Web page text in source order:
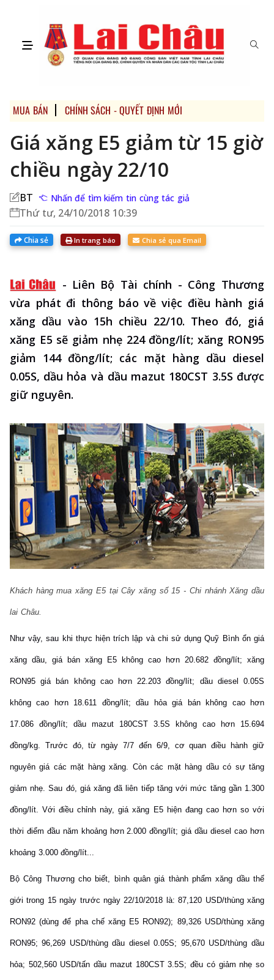
MUA BÁN CHÍNH SÁCH - QUYẾT ĐỊNH MỚI
Giá xăng E5 giảm từ 15 giờ
chiều ngày 22/10
BT Nhấn để tìm kiếm tin cùng tác giả
Thứ tư, 24/10/2018 10:39
Chia sẻ In trang báo Chia sẻ qua Email
- Liên Bộ Tài chính - Công Thương
vừa phát đi thông báo về việc điều hành giá
xăng dầu vào 15h chiều 22/10. Theo đó, giá
xăng E5 sẽ giảm nhẹ 224 đồng/lít; xăng RON95
giảm 144 đồng/lít; các mặt hàng dầu diesel
0.05S, dầu hỏa và dầu mazut 180CST 3.5S được
giữ nguyên.
Khách hàng mua xăng E5 tại Cây xăng số 15 - Chi nhánh Xăng dầu
lai Châu.
Như vậy, sau khi thực hiện trích lập và chi sử dụng Quỹ Bình ổn giá
xăng dầu, giá bán xăng E5 không cao hơn 20.682 đồng/lít; xăng
RON95 giá bán không cao hơn 22.203 đồng/lít; dầu diesel 0.05S
không cao hơn 18.611 đồng/lít; dầu hỏa giá bán không cao hơn
17.086 đồng/lít; dầu mazut 180CST 3.5S không cao hơn 15.694
đồng/kg. Trước đó, từ ngày 7/7 đến 6/9, cơ quan điều hành giữ
nguyên giá các mặt hàng xăng. Còn các mặt hàng dầu có sự tăng
giảm nhẹ. Sau đó, giá xăng đã liên tiếp tăng với mức tăng gần 1.300
đồng/lít. Với điều chỉnh này, giá xăng E5 hiện đang cao hơn so với
thời điểm đầu năm khoảng hơn 2.000 đồng/lít; giá dầu diesel cao hơn
khoảng 3.000 đồng/lít...
Bộ Công Thương cho biết, bình quân giá thành phẩm xăng dầu thế
giới trong 15 ngày trước ngày 22/10/2018 là: 87,120 USD/thùng xăng
RON92 (dùng để pha chế xăng E5 RON92); 89,326 USD/thùng xăng
RON95; 96,269 USD/thùng dầu diesel 0.05S; 95,670 USD/thùng dầu
hỏa; 502,560 USD/tấn dầu mazut 180CST 3.5S; đều có giảm nhẹ so